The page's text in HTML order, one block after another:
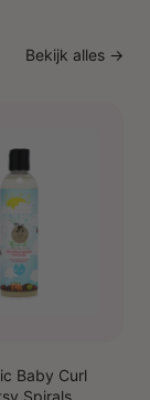
Bekijk alles →
Baby Curl
Spirals